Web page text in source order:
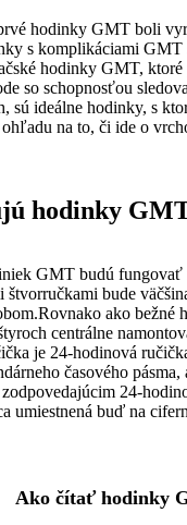
hodinky GMT boli
s komplikáciami GMT
hodinky GMT, ktoré
so schopnosťou
sú ideálne hodinky, s
na to, či ide o
hodinky
GMT budú fungovať
štvorručkami bude
ako bežné
centrálne
je 24-hodinová
časového
24-
umiestnená buď na
Ako čítať hodinky